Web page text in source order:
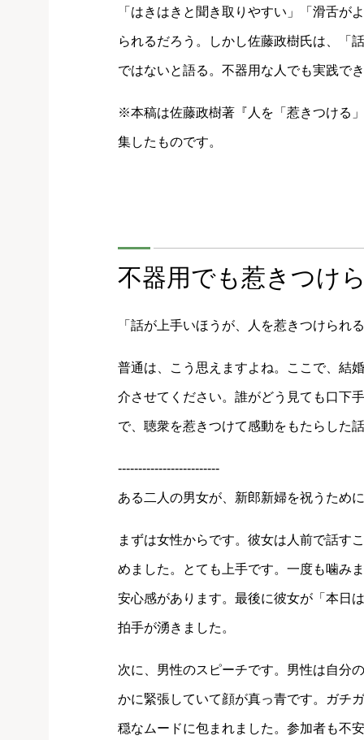
「はきはきと聞き取りやすい」「滑舌が
られるだろう。しかし佐藤政樹氏は、「
ではないと語る。不器用な人でも実践で
※本稿は佐藤政樹著『人を「惹きつける
集したものです。
不器用でも惹きつけ
「話が上手いほうが、人を惹きつけられ
普通は、こう思えますよね。ここで、結
介させてください。誰がどう見ても口下
で、聴衆を惹きつけて感動をもたらした
-------------------------
ある二人の男女が、新郎新婦を祝うため
まずは女性からです。彼女は人前で話す
めました。とても上手です。一度も噛み
安心感があります。最後に彼女が「本日
拍手が湧きました。
次に、男性のスピーチです。男性は自分
かに緊張していて顔が真っ青です。ガチ
穏なムードに包まれました。参加者も不